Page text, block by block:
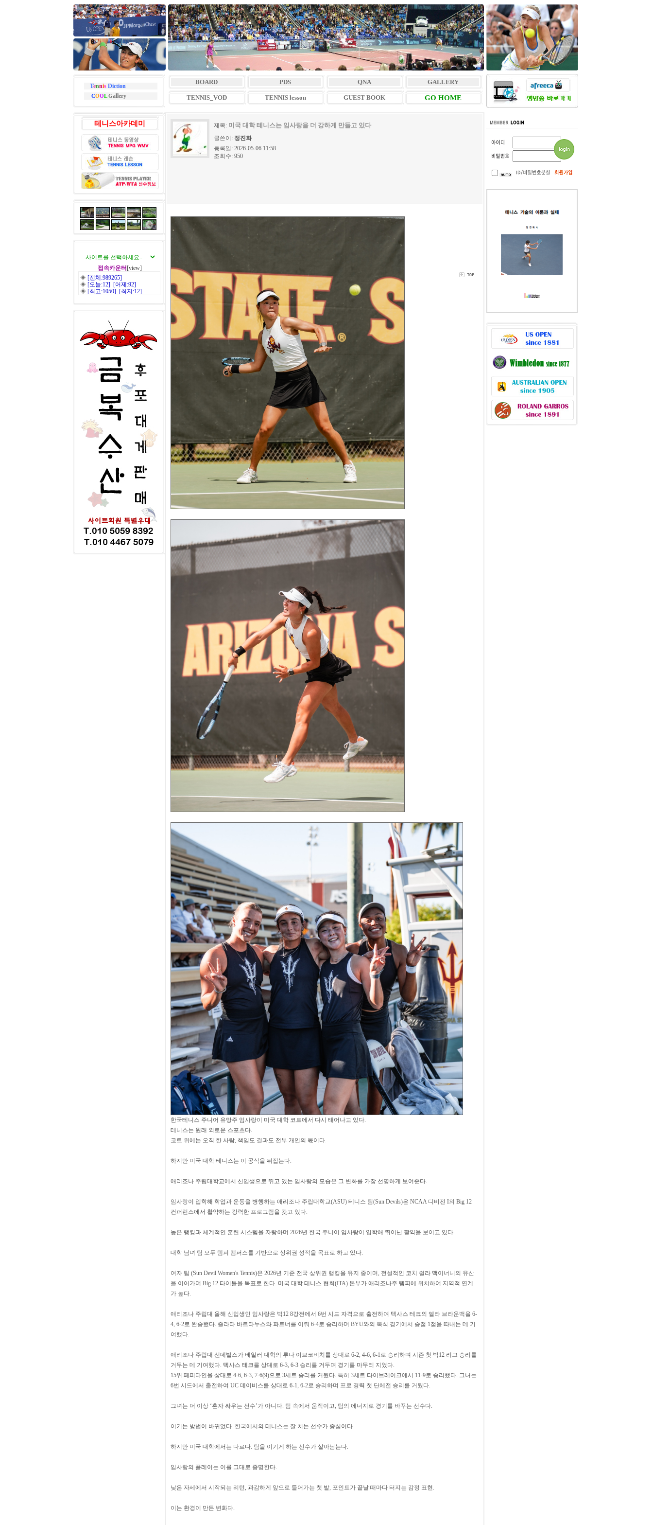
Tennis Diction
COOLGallery
BOARD PDS QNA GALLERY
TENNIS_VOD TENNIS lesson GUEST BOOK GO HOME
테니스아카데미
접속카운터 [view]
◈ [전체:989265]
◈ [오늘:12] [어제:92]
◈ [최고:1050] [최저:12]
제목: 미국 대학 테니스는 임사랑을 더 강하게 만들고 있다
글쓴이: 정진화
등록일: 2026-05-06 11:58
조회수: 950
한국테니스 주니어 유망주 임사랑이 미국 대학 코트에서 다시 태어나고 있다.
테니스는 원래 외로운 스포츠다.
코트 위에는 오직 한 사람, 책임도 결과도 전부 개인의 몫이다.
하지만 미국 대학 테니스는 이 공식을 뒤집는다.
애리조나 주립대학교에서 신입생으로 뛰고 있는 임사랑의 모습은 그 변화를 가장 선명하게 보여준다.
임사랑이 입학해 학업과 운동을 병행하는 애리조나 주립대학교(ASU) 테니스 팀(Sun Devils)은 NCAA 디비전 I의 Big 12
컨퍼런스에서 활약하는 강력한 프로그램을 갖고 있다.
높은 랭킹과 체계적인 훈련 시스템을 자랑하며 2026년 한국 주니어 임사랑이 입학해 뛰어난 활약을 보이고 있다.
대학 남녀 팀 모두 템피 캠퍼스를 기반으로 상위권 성적을 목표로 하고 있다.
여자 팀 (Sun Devil Women's Tennis)은 2026년 기준 전국 상위권 랭킹을 유지 중이며, 전설적인 코치 쉴라 맥이너니의 유산
을 이어가며 Big 12 타이틀을 목표로 한다. 미국 대학 테니스 협회(ITA) 본부가 애리조나주 템피에 위치하여 지역적 연계
가 높다.
애리조나 주립대 올해 신입생인 임사랑은 빅12 8강전에서 6번 시드 자격으로 출전하여 텍사스 테크의 엘라 브라운백을 6-
4, 6-2로 완승했다. 즐라타 바르타누스와 파트너를 이뤄 6-4로 승리하며 BYU와의 복식 경기에서 승점 1점을 따내는 데 기
여했다.
애리조나 주립대 선데빌스가 베일러 대학의 루나 이브코비치를 상대로 6-2, 4-6, 6-1로 승리하며 시즌 첫 빅12 리그 승리를
거두는 데 기여했다. 텍사스 테크를 상대로 6-3, 6-3 승리를 거두며 경기를 마무리 지었다.
15위 페퍼다인을 상대로 4-6, 6-3, 7-6(9)으로 3세트 승리를 거뒀다. 특히 3세트 타이브레이크에서 11-9로 승리했다. 그녀는
6번 시드에서 출전하여 UC 데이비스를 상대로 6-1, 6-2로 승리하며 프로 경력 첫 단체전 승리를 거뒀다.
그녀는 더 이상 ‘혼자 싸우는 선수’가 아니다. 팀 속에서 움직이고, 팀의 에너지로 경기를 바꾸는 선수다.
이기는 방법이 바뀌었다. 한국에서의 테니스는 잘 치는 선수가 중심이다.
하지만 미국 대학에서는 다르다. 팀을 이기게 하는 선수가 살아남는다.
임사랑의 플레이는 이를 그대로 증명한다.
낮은 자세에서 시작되는 리턴, 과감하게 앞으로 들어가는 첫 발, 포인트가 끝날 때마다 터지는 감정 표현.
이는 환경이 만든 변화다.